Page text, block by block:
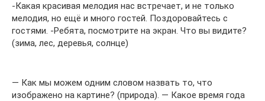
-Какая красивая мелодия нас встречает, и не только
мелодия, но ещё и много гостей. Поздоровайтесь с
гостями. -Ребята, посмотрите на экран. Что вы видите?
(зима, лес, деревья, солнце)
— Как мы можем одним словом назвать то, что
изображено на картине? (природа). — Какое время года